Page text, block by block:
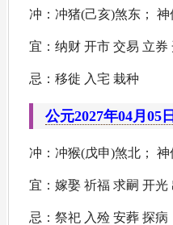
冲：冲猪(己亥)煞东；
宜：纳财 开市 交易 立
忌：移徙 入宅 栽种
公元2027年04月05
冲：冲猴(戊申)煞北；
宜：嫁娶 祈福 求嗣 开
忌：祭祀 入殓 安葬 探病